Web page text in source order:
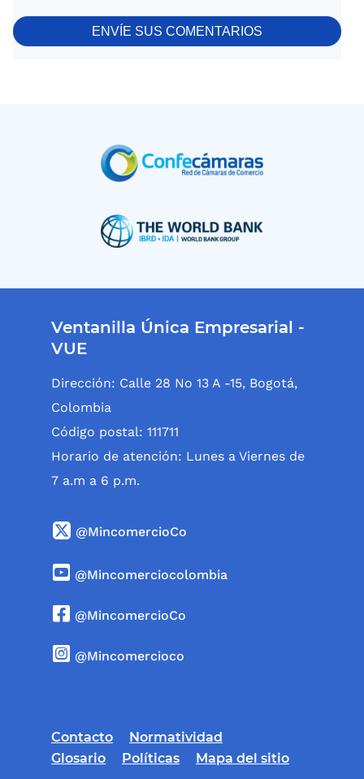
ENVÍE SUS COMENTARIOS
Ventanilla Única Empresarial -
VUE
Dirección: Calle 28 No 13 A -15, Bogotá,
Colombia
Código postal: 111711
Horario de atención: Lunes a Viernes de
7 a.m a 6 p.m.
@MincomercioCo
@Mincomerciocolombia
@MincomercioCo
@Mincomercioco
Contacto
Normatividad
Glosario
Políticas Mapa del sitio